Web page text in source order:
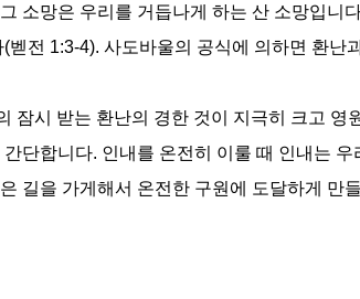
소망은 우리를 거듭나게 하는 산 소망입니
전 1:3-4). 사도바울의 공식에 의하면 환난
잠시 받는 환난의 경한 것이 지극히 크고
단합니다. 인내를 온전히 이룰 때 인내는
길을 가게해서 온전한 구원에 도달하게 만